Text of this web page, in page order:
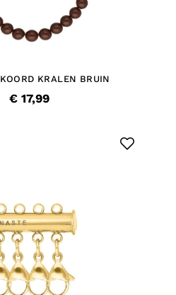
KRALEN BRUIN
€ 17,99